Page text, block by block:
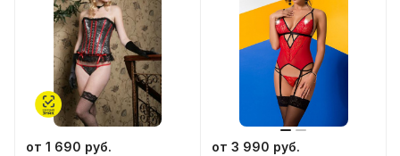
от 1 690 руб.
от 3 990 руб.